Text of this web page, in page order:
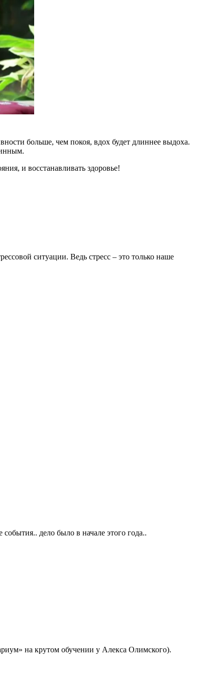
больше, чем покоя, вдох будет длиннее выдоха.
и восстанавливать здоровье!
ситуации. Ведь стресс – это только наше
дело было в начале этого года..
на крутом обучении у Алекса Олимского).